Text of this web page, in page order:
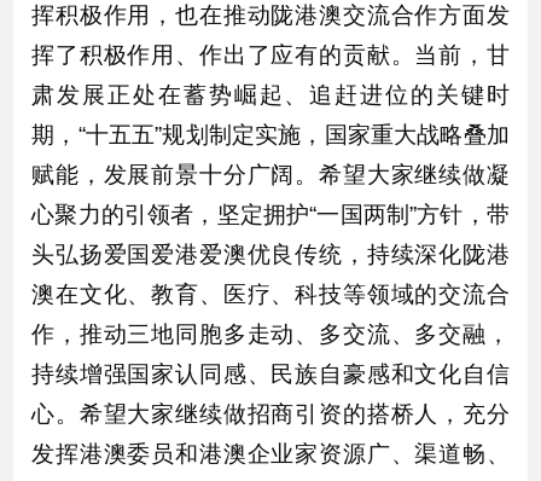
挥积极作用，也在推动陇港澳交流合作方面发
挥了积极作用、作出了应有的贡献。当前，甘
肃发展正处在蓄势崛起、追赶进位的关键时
期，“十五五”规划制定实施，国家重大战略叠加
赋能，发展前景十分广阔。希望大家继续做凝
心聚力的引领者，坚定拥护“一国两制”方针，带
头弘扬爱国爱港爱澳优良传统，持续深化陇港
澳在文化、教育、医疗、科技等领域的交流合
作，推动三地同胞多走动、多交流、多交融，
持续增强国家认同感、民族自豪感和文化自信
心。希望大家继续做招商引资的搭桥人，充分
发挥港澳委员和港澳企业家资源广、渠道畅、